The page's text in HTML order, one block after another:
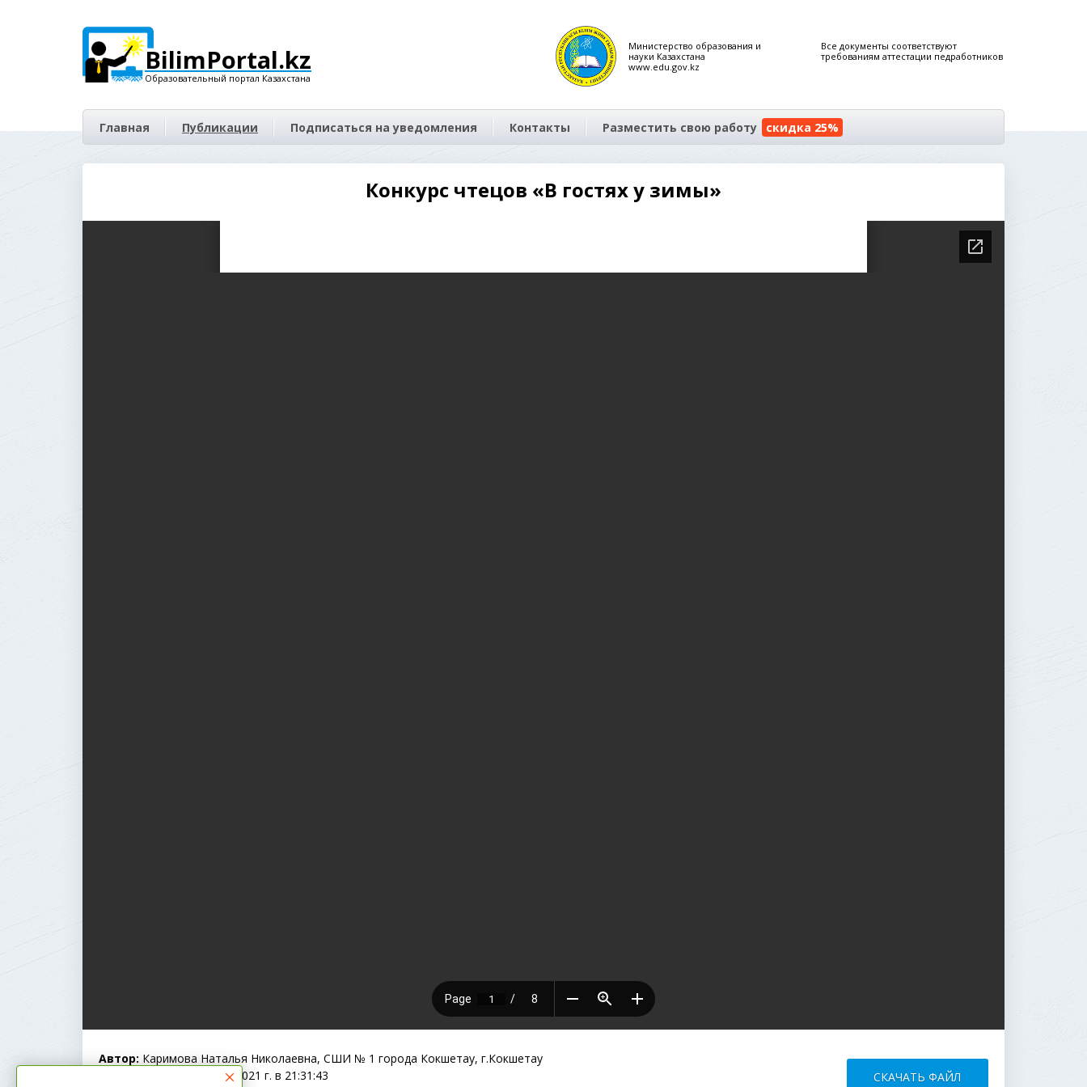
BilimPortal.kz
Образовательный портал Казахстана
Министерство образования и
науки Казахстана
www.edu.gov.kz
Все документы соответствуют
требованиям аттестации педработников
Главная Публикации Подписаться на уведомления Контакты Разместить свою работу скидка 25%
Конкурс чтецов «В гостях у зимы»
Автор: Каримова Наталья Николаевна, СШИ № 1 города Кокшетау, г.Кокшетау
10 Feb. 2021 г. в 21:31:43
СКАЧАТЬ ФАЙЛ